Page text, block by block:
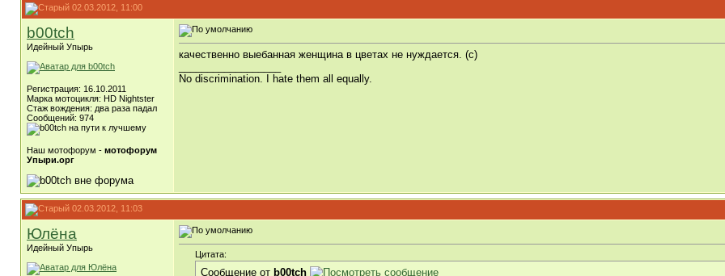
02.03.2012, 11:00
b00tch
Идейный Упырь
Регистрация: 16.10.2011
Марка мотоцикля: HD Nightster
Стаж вождения: два раза падал
Сообщений: 974
Наш мотофорум - мотофорум
Упыри.орг
качественно выебанная женщина в цветах не нуждается. (с)
No discrimination. I hate them all equally.
02.03.2012, 11:03
Юлёна
Идейный Упырь
Цитата:
Сообщение от b00tch